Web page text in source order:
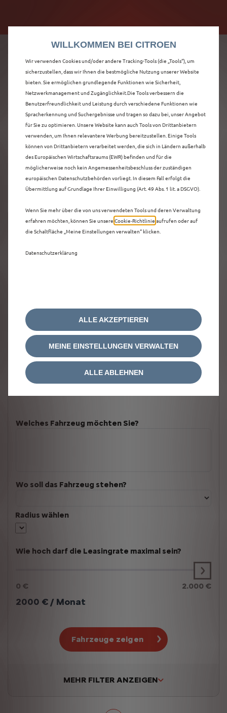
ENTDECKEN SIE ALLE
NEUER C5 AIRCROSS
VORFÜHRWAGEN IN
ISERLOHN
Welches Fahrzeug möchten Sie?
Wo soll das Fahrzeug stehen?
Radius wählen
Wie hoch darf die Leasingrate maximal sein?
0 € 2.000 €
2000 € / Monat
Fahrzeuge zeigen
MEHR FILTER ANZEIGEN
WILLKOMMEN BEI CITROEN
Wir verwenden Cookies und/oder andere Tracking-Tools (die „Tools“), um
sicherzustellen, dass wir Ihnen die bestmögliche Nutzung unserer Website
bieten. Sie ermöglichen grundlegende Funktionen wie Sicherheit,
Netzwerkmanagement und Zugänglichkeit.Die Tools verbessern die
Benutzerfreundlichkeit und Leistung durch verschiedene Funktionen wie
Spracherkennung und Suchergebnisse und tragen so dazu bei, unser Angebot
für Sie zu optimieren. Unsere Website kann auch Tools von Drittanbietern
verwenden, um Ihnen relevantere Werbung bereitzustellen. Einige Tools
können von Drittanbietern verarbeitet werden, die sich in Ländern außerhalb
des Europäischen Wirtschaftsraums (EWR) befinden und für die
möglicherweise noch kein Angemessenheitsbeschluss der zuständigen
europäischen Datenschutzbehörden vorliegt. In diesem Fall erfolgt die
Übermittlung auf Grundlage Ihrer Einwilligung (Art. 49 Abs. 1 lit. a DSGVO).
Wenn Sie mehr über die von uns verwendeten Tools und deren Verwaltung
erfahren möchten, können Sie unsere Cookie‑Richtlinie aufrufen oder auf
die Schaltfläche „Meine Einstellungen verwalten“ klicken.
Datenschutzerklärung
MEINE EINSTELLUNGEN VERWALTEN
ALLE AKZEPTIEREN
ALLE ABLEHNEN